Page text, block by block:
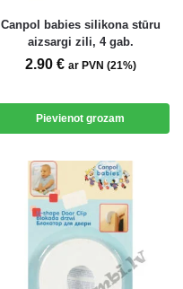
Canpol babies silikona stūru
aizsargi zili, 4 gab.
2.90 € ar PVN (21%)
Pievienot grozam